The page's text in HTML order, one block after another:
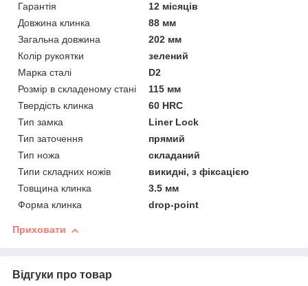
Гарантія
12 місяців
Довжина клинка
88 мм
Загальна довжина
202 мм
Колір рукоятки
зелений
Марка сталі
D2
Розмір в складеному стані
115 мм
Твердість клинка
60 HRC
Тип замка
Liner Lock
Тип заточення
прямий
Тип ножа
складаний
Типи складних ножів
викидні, з фіксацією
Товщина клинка
3.5 мм
Форма клинка
drop-point
Приховати
Відгуки про товар